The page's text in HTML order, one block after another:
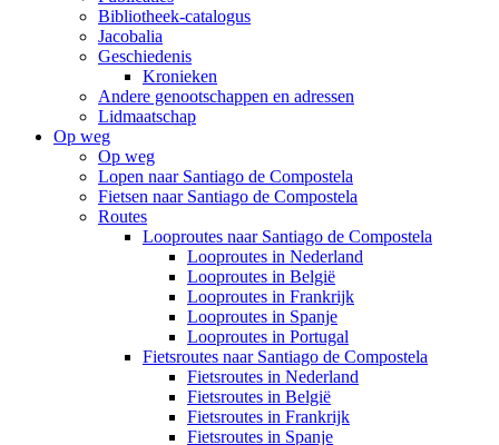
Bibliotheek-catalogus
Jacobalia
Geschiedenis
Kronieken
Andere genootschappen en adressen
Lidmaatschap
Op weg
Op weg
Lopen naar Santiago de Compostela
Fietsen naar Santiago de Compostela
Routes
Looproutes naar Santiago de Compostela
Looproutes in Nederland
Looproutes in België
Looproutes in Frankrijk
Looproutes in Spanje
Looproutes in Portugal
Fietsroutes naar Santiago de Compostela
Fietsroutes in Nederland
Fietsroutes in België
Fietsroutes in Frankrijk
Fietsroutes in Spanje